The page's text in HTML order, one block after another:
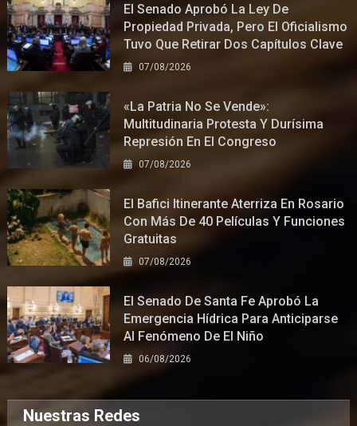
El Senado Aprobó La Ley De
Propiedad Privada, Pero El Oficialismo
Tuvo Que Retirar Dos Capítulos Clave
07/08/2026
«La Patria No Se Vende»:
Multitudinaria Protesta Y Durísima
Represión En El Congreso
07/08/2026
El Bafici Itinerante Aterriza En Rosario
Con Más De 40 Películas Y Funciones
Gratuitas
07/08/2026
El Senado De Santa Fe Aprobó La
Emergencia Hídrica Para Anticiparse
Al Fenómeno De El Niño
06/08/2026
Nuestras Redes